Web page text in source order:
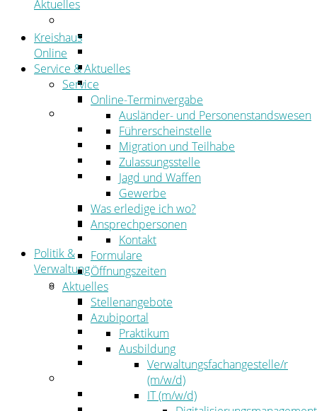
Aktuelles
Ansprechpersonen
Formulare
Öffnungszeiten
Aktuelles
Stellenangebote
Azubiportal
Pressemitteilungen
Bekanntmachungen & öffentliche
Zustellungen
Kehrbezirksausschreibungen
Amtsblatt
Öffentliche Ausschreibungen
Politik &
Verwaltung
Politik
Kreistag
Kreistagsinformationssystem
Bürgerinformationssystem
Wahlen
Der Landrat
Kreishaus
Online
Service & Aktuelles
Service
Online-Terminvergabe
Ausländer- und Personenstandswesen
Führerscheinstelle
Migration und Teilhabe
Zulassungsstelle
Jagd und Waffen
Gewerbe
Was erledige ich wo?
Ansprechpersonen
Kontakt
Formulare
Öffnungszeiten
Aktuelles
Stellenangebote
Azubiportal
Praktikum
Ausbildung
Verwaltungsfachangestelle/r
(m/w/d)
IT (m/w/d)